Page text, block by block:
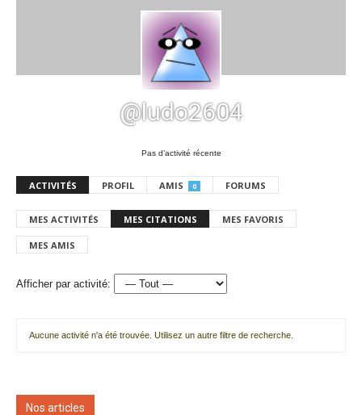
@ludo2604
Pas d’activité récente
ACTIVITÉS PROFIL AMIS 0 FORUMS
MES ACTIVITÉS MES CITATIONS MES FAVORIS
MES AMIS
Afficher par activité:
Aucune activité n'a été trouvée. Utilisez un autre filtre de recherche.
Nos articles